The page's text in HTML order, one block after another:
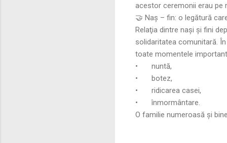
acestor ceremonii erau pe
🤝 Naş – fin: o legătură
Relaţia dintre naşi și fini
solidaritatea comunitară.
toate momentele
•
nuntă,
•
botez,
•
ridicarea casei,
•
înmormântare.
O familie numeroasă și